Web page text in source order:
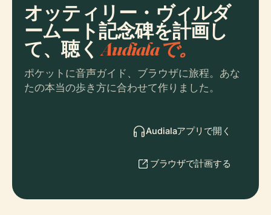
オッティリー・ヴィルダ
ームート記念碑を計画し
て、聴くAudialaで。
ポケットに音声ガイド、ブラウザに旅程。あな
たの本当の歩き方に合わせて作りました。
Audialaアプリで開く
ブラウザで計画する